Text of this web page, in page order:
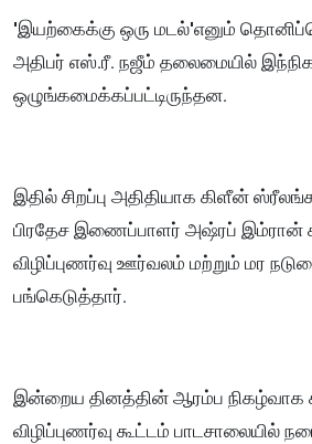
'இயற்கைக்கு ஒரு மடல்'எனும்
அதிபர் எஸ்.ரீ. நஜீம் தலைமையில்
ஒழுங்கமைக்கப்பட்டிருந்தன.
இதில் சிறப்பு அதிதியாக கிளீன்
பிரதேச இணைப்பாளர் அஷ்ரப்
விழிப்புணர்வு ஊர்வலம் மற்றும் மர
பங்கெடுத்தார்.
இன்றைய தினத்தின் ஆரம்ப நிகழ்வாக
விழிப்புணர்வு கூட்டம் பாடசாலையில்